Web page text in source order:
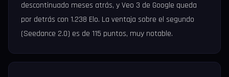
descontinuado meses atrás, y Veo 3 de Google queda
por detrás con 1.238 Elo. La ventaja sobre el segundo
(Seedance 2.0) es de 115 puntos, muy notable.